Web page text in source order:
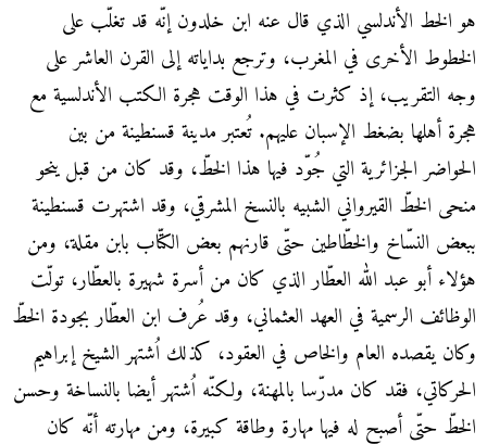
هو الخط الأندلسي الذي قال عنه ابن خلدون إنّه قد تغلّب على
الخطوط الأخرى في المغرب، وترجع بداياته إلى القرن العاشر على
وجه التقريب، إذ كثرت في هذا الوقت هجرة الكتب الأندلسية مع
هجرة أهلها بضغط الإسبان عليهم. تُعتبر مدينة قسنطينة من بين
الحواضر الجزائرية التي جُوّد فيها هذا الخطّ، وقد كان من قبل ينحو
منحى الخطّ القيرواني الشبيه بالنسخ المشرقي، وقد اشتهرت قسنطينة
ببعض النسّاخ والخطّاطين حتّى قارنهم بعض الكتّاب بابن مقلة، ومن
هؤلاء أبو عبد الله العطّار الذي كان من أسرة شهيرة بالعطّار، تولّت
الوظائف الرسمية في العهد العثماني، وقد عُرف ابن العطّار بجودة الخطّ
وكان يقصده العام والخاص في العقود، كذلك اُشتهر الشيخ إبراهيم
الحركاتي، فقد كان مدرّسا بالمهنة، ولكنّه اُشتهر أيضا بالنساخة وحسن
الخطّ حتّى أصبح له فيها مهارة وطاقة كبيرة، ومن مهارته أنّه كان